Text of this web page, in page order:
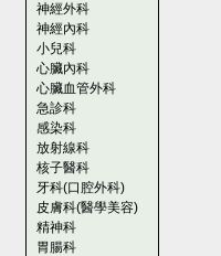
神經外科
神經內科
小兒科
心臟內科
心臟血管外科
急診科
感染科
放射線科
核子醫科
牙科(口腔外科)
皮膚科(醫學美容)
精神科
胃腸科